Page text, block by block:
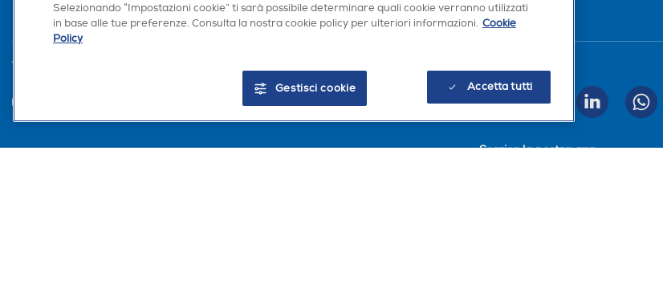
Trova negozio
INVIA
Scarica la nostra app
Selezionando “Impostazioni cookie” ti sarà possibile determinare quali cookie verranno utilizzati
in base alle tue preferenze. Consulta la nostra cookie policy per ulteriori informazioni. Cookie
Policy
Accetta tutti
Gestisci cookie